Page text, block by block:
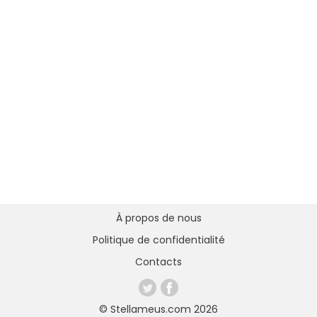
© Stellameus.com 2026
À propos de nous
Politique de confidentialité
Contacts